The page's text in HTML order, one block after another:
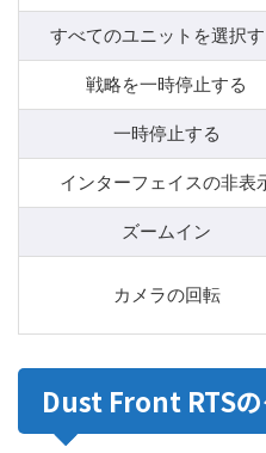
すべてのユニットを選択
戦略を一時停止する
一時停止する
インターフェイスの非表
ズームイン
カメラの回転
Dust Front RTS